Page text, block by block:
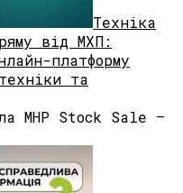
Техніка
від МХП:
платформу
та
MHP Stock Sale —